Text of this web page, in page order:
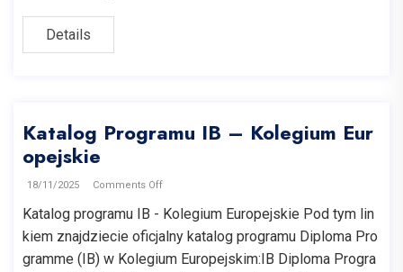
Details
Katalog Programu IB – Kolegium Eur
opejskie
18/11/2025 Comments Off
Katalog programu IB - Kolegium Europejskie Pod tym lin
kiem znajdziecie oficjalny katalog programu Diploma Pro
gramme (IB) w Kolegium Europejskim:IB Diploma Progra